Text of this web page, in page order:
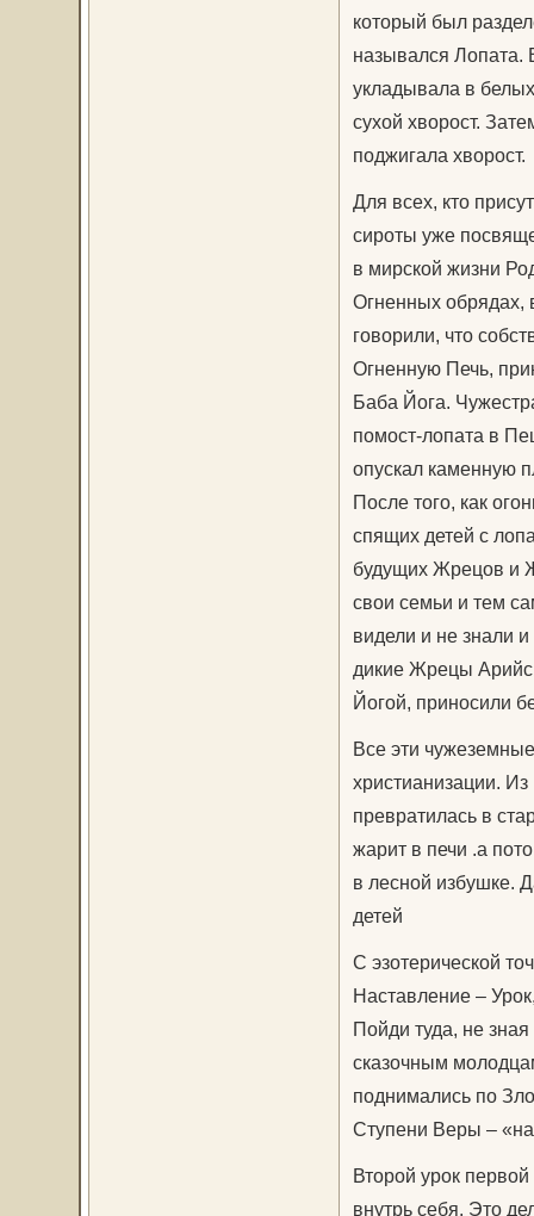
который был
назывался Лопата.
укладывала в
сухой хворост.
поджигала хворост.
Для всех, кто
сироты уже
в мирской жизни
Огненных обрядах,
говорили, что
Огненную Печь,
Баба Йога.
помост-лопата в
опускал каменную
После того, как
спящих детей с
будущих Жрецов и
свои семьи и тем
видели и не знали и
дикие Жрецы
Йогой, приносили
Все эти
христианизации.
превратилась в
жарит в печи .а
в лесной избушке.
детей
С эзотерической
Наставление –
Пойди туда, не
сказочным
поднимались по
Ступени Веры –
Второй урок
внутрь себя. Это